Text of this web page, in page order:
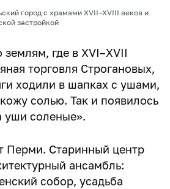
город с храмами XVII–XVIII веков и
застройкой
где в XVI–XVII
торговля Строгановых,
ходили в шапках с ушами,
солью. Так и появилось
уши соленые».
Перми. Старинный центр
ансамбль:
собор, усадьба